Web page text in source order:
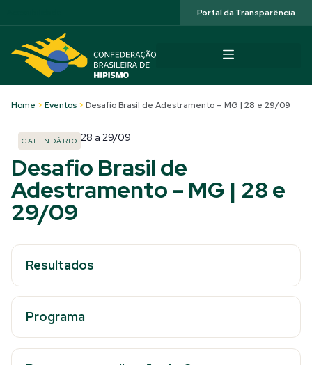
Portal da Transparência
Home > Eventos > Desafio Brasil de Adestramento – MG | 28 e 29/09
CALENDÁRIO 28 a 29/09
Desafio Brasil de
Adestramento – MG | 28 e
29/09
Resultados
Programa